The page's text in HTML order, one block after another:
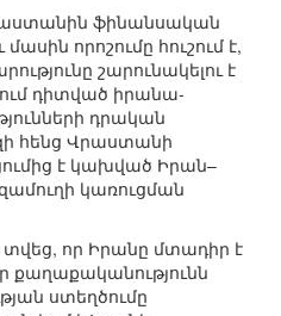
ֆինանսական
մասին որոշումը հուշում է,
շարունակելու է
դիտված իրանա-
դրական
հենց Վրաստանի
է կախված Իրան–
կառուցման
տվեց, որ Իրանը մտադիր է
քաղաքականությունն
ստեղծումը